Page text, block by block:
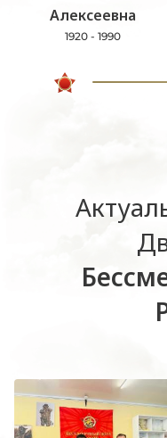
Алексеевна
1920 - 1990